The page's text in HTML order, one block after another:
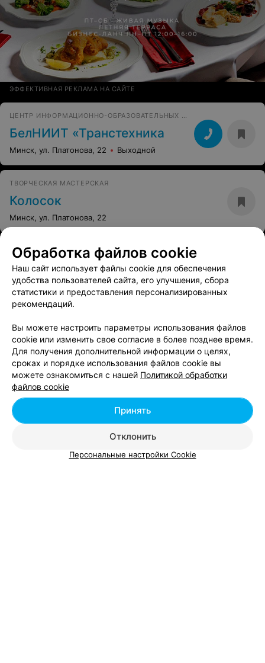
ЭФФЕКТИВНАЯ РЕКЛАМА НА САЙТЕ
ЦЕНТР ИНФОРМАЦИОННО-ОБРАЗОВАТЕЛЬНЫХ УСЛУГ
БелНИИТ «Транстехника
Минск, ул. Платонова, 22 Выходной
ТВОРЧЕСКАЯ МАСТЕРСКАЯ
Колосок
Минск, ул. Платонова, 22
ЭФФЕКТИВНАЯ РЕКЛАМА НА САЙТЕ
СТУДИЯ ПЕЧАТИ
Original Shop
Минск, ул. Платонова, 22
Обработка файлов cookie
Наш сайт использует файлы cookie для обеспечения
удобства пользователей сайта, его улучшения, сбора
статистики и предоставления персонализированных
рекомендаций.
Вы можете настроить параметры использования файлов
cookie или изменить свое согласие в более позднее время.
Для получения дополнительной информации о целях,
сроках и порядке использования файлов cookie вы
можете ознакомиться с нашей Политикой обработки
файлов cookie
Отклонить
Принять
Персональные настройки Cookie